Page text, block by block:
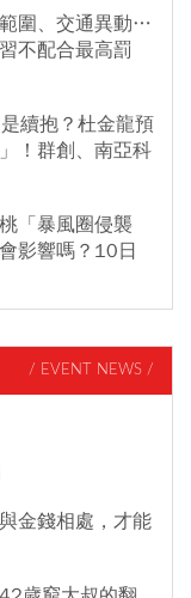
圍、交通異動…
不配合最高罰
續抱？杜金龍預
！群創、南亞科
「暴風圈侵襲
影響嗎？10日
/ EVENT NEWS /
金錢相處，才能